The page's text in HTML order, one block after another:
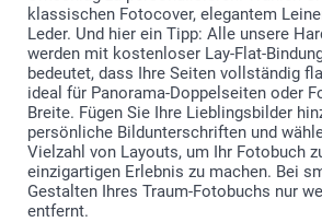
klassischen Fotocover, elegantem
Leder. Und hier ein Tipp: Alle unsere
werden mit kostenloser Lay-Flat-
bedeutet, dass Ihre Seiten vollständig
ideal für Panorama-Doppelseiten oder
Breite. Fügen Sie Ihre Lieblingsbilder
persönliche Bildunterschriften und
Vielzahl von Layouts, um Ihr Fotobuch
einzigartigen Erlebnis zu machen. Bei
Gestalten Ihres Traum-Fotobuchs nur
entfernt.